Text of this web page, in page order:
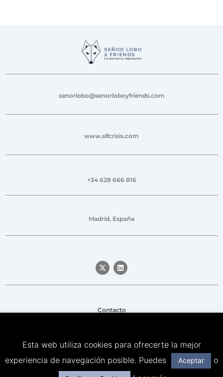
senorlobo@senorloboyfriends.com
www.slfcrisis.com
+34 628 666 816
Madrid, España
Contacto
Política de privacidad
Política de Cookies
Esta web utiliza cookies para ofrecerte la mejor
experiencia de navegación posible. Puedes
Aceptar o